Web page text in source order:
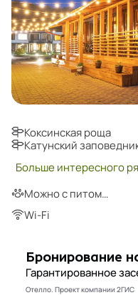
Коксинская роща
Катунский
Больше интересного
Можно с питомцами
Wi-Fi
Бронирование
Гарантированное
Отелло. Проект компании 2ГИС